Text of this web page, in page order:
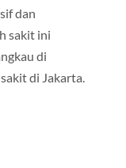
dan
sakit ini
di
di Jakarta.